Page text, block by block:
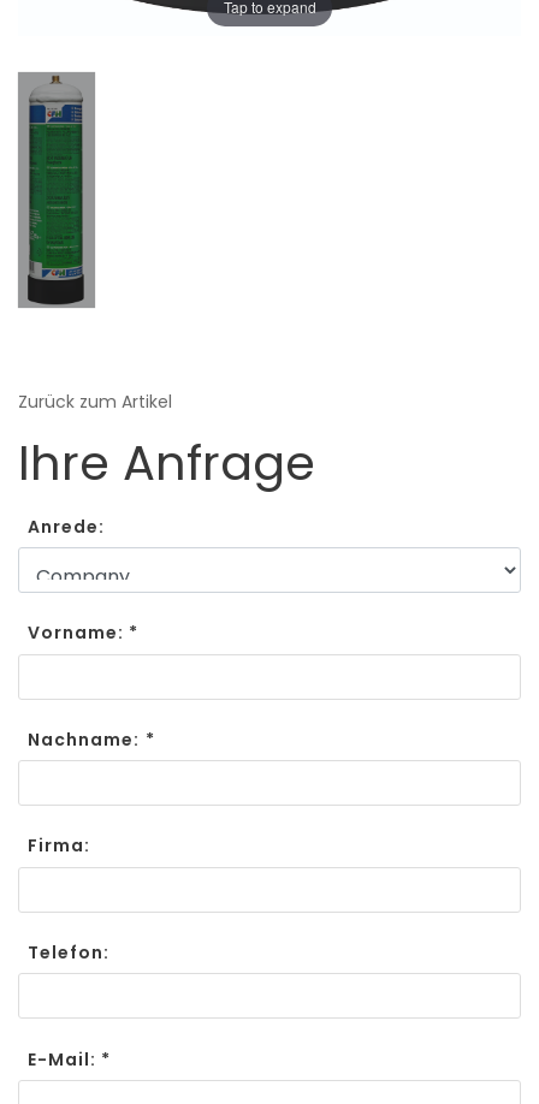
Tap to expand
Zurück zum Artikel
Ihre Anfrage
Anrede:
Vorname: *
Nachname: *
Firma:
Telefon:
E-Mail: *